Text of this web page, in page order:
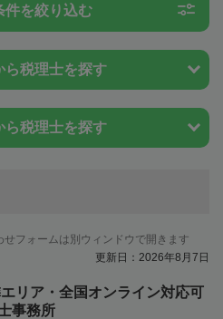
件を絞り込む
ら税理士を探す
ら税理士を探す
フォームは別ウィンドウで開きます
更新日：2026年8月7日
リア・全国オンライン対応可
事務所